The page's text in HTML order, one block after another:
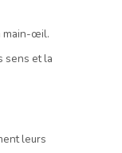
main-œil.
sens et la
leurs